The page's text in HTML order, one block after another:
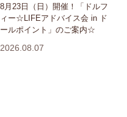
8月23日（日）開催！「ドルフ
ィー☆LIFEアドバイス会 in ド
ールポイント」のご案内☆
2026.08.07